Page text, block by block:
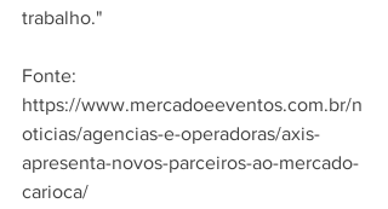
trabalho."
Fonte:
https://www.mercadoeeventos.com.br/n
oticias/agencias-e-operadoras/axis-
apresenta-novos-parceiros-ao-mercado-
carioca/